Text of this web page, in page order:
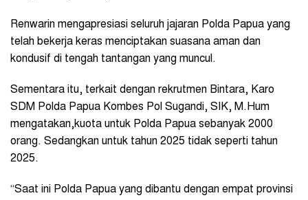
Renwarin mengapresiasi seluruh jajaran Polda Papua yang
telah bekerja keras menciptakan suasana aman dan
kondusif di tengah tantangan yang muncul.
Sementara itu, terkait dengan rekrutmen Bintara, Karo
SDM Polda Papua Kombes Pol Sugandi, SIK, M.Hum
mengatakan,kuota untuk Polda Papua sebanyak 2000
orang. Sedangkan untuk tahun 2025 tidak seperti tahun
2025.
“Saat ini Polda Papua yang dibantu dengan empat provinsi